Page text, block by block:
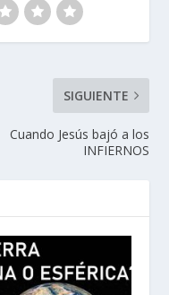
SIGUIENTE
Cuando Jesús bajó a los
INFIERNOS